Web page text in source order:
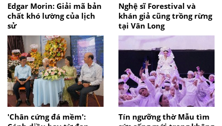
Edgar Morin: Giải mã bản
chất khó lường của lịch
sử
Nghệ sĩ Forestival và
khán giả cũng trồng rừng
tại Vân Long
'Chân cứng đá mềm':
Tín ngưỡng thờ Mẫu tìm